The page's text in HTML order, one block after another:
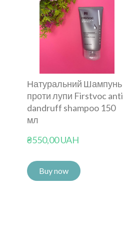
Натуральний Шампунь
проти лупи Firstvoc anti
dandruff shampoo 150
мл
₴550,00 UAH
Buy now